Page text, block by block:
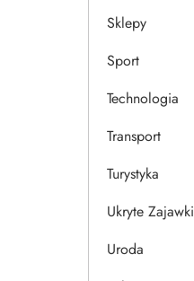
Sklepy
Sport
Technologia
Transport
Turystyka
Ukryte Zajawki
Uroda